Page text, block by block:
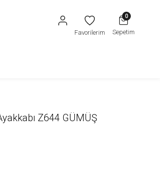
Sepetim
0
Favorilerim
Z644 GÜMÜŞ